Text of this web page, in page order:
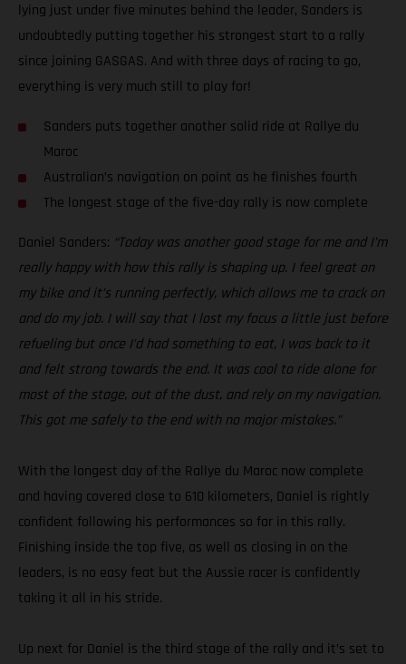
lying just under five minutes behind the leader, Sanders is
undoubtedly putting together his strongest start to a rally
since joining GASGAS. And with three days of racing to go,
everything is very much still to play for!
Sanders puts together another solid ride at Rallye du
Maroc
Australian’s navigation on point as he finishes fourth
The longest stage of the five-day rally is now complete
Daniel Sanders: “Today was another good stage for me and I’m
really happy with how this rally is shaping up. I feel great on
my bike and it’s running perfectly, which allows me to crack on
and do my job. I will say that I lost my focus a little just before
refueling but once I’d had something to eat, I was back to it
and felt strong towards the end. It was cool to ride alone for
most of the stage, out of the dust, and rely on my navigation.
This got me safely to the end with no major mistakes.”
With the longest day of the Rallye du Maroc now complete
and having covered close to 610 kilometers, Daniel is rightly
confident following his performances so far in this rally.
Finishing inside the top five, as well as closing in on the
leaders, is no easy feat but the Aussie racer is confidently
taking it all in his stride.
Up next for Daniel is the third stage of the rally and it’s set to